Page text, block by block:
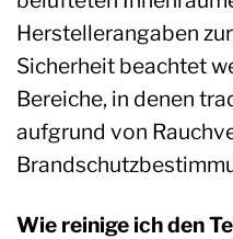
Herstellerangaben
Sicherheit beachtet
Bereiche, in denen
aufgrund von
Wie reinige ich den